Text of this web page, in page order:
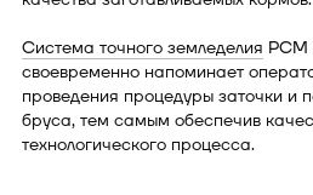
Система точного земледелия РСМ
своевременно напоминает
проведения процедуры заточки и
бруса, тем самым обеспечив
технологического процесса.